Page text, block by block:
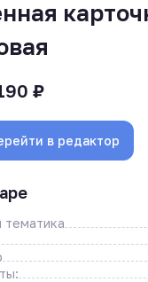
₽
в редактор
тематика